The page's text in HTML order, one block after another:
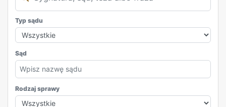
Typ sądu
Sąd
Rodzaj sprawy